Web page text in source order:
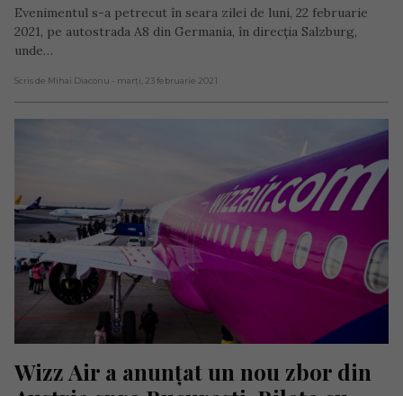
Evenimentul s-a petrecut în seara zilei de luni, 22 februarie
2021, pe autostrada A8 din Germania, în direcția Salzburg,
unde…
Scris de Mihai Diaconu - marți, 23 februarie 2021
Wizz Air a anunțat un nou zbor din